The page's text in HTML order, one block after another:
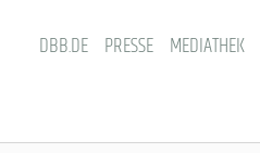
DBB.DE PRESSE MEDIATHEK